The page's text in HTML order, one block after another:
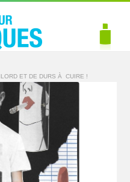
ET DE DURS À CUIRE !